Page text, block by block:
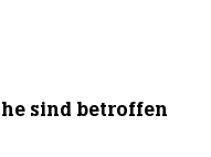
sind betroffen